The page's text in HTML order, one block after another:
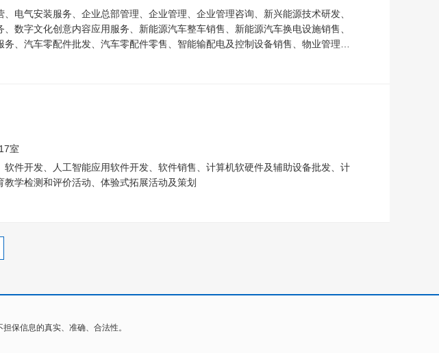
电气安装服务、企业总部管理、企业管理、企业管理咨询、新兴能源技术研发、
数字文化创意内容应用服务、新能源汽车整车销售、新能源汽车换电设施销售、
、汽车零配件批发、汽车零配件零售、智能输配电及控制设备销售、物业管理、
室
件开发、人工智能应用软件开发、软件销售、计算机软硬件及辅助设备批发、计
学检测和评价活动、体验式拓展活动及策划
保信息的真实、准确、合法性。